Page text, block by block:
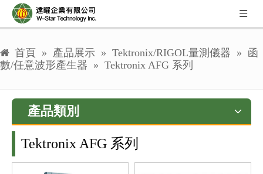
首頁 » 產品展示 » Tektronix/RIGOL量測儀器 » 函
數/任意波形產生器 » Tektronix AFG 系列
產品類別
Tektronix AFG 系列